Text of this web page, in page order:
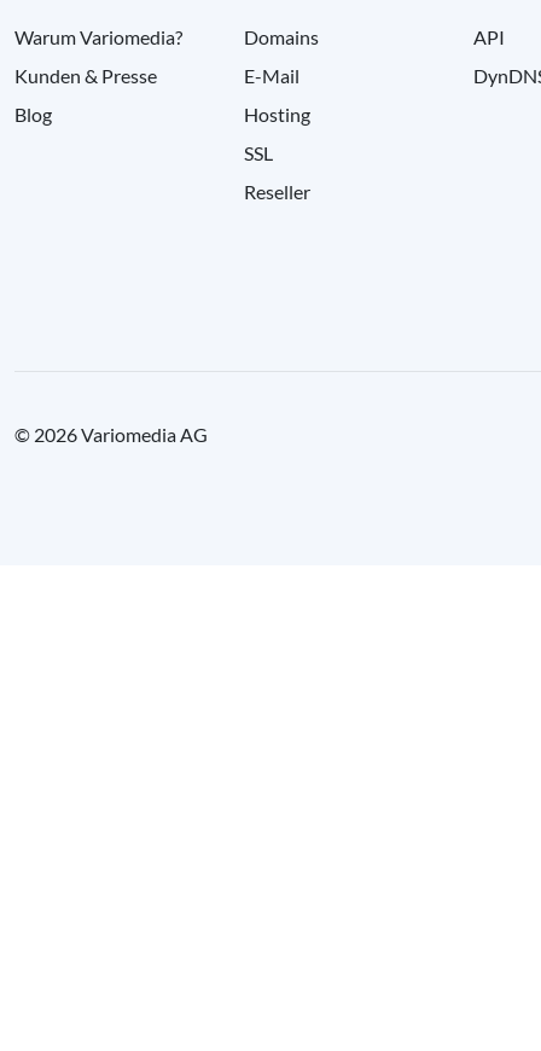
Warum Variomedia?
Kunden & Presse
Blog
Domains
E-Mail
Hosting
SSL
Reseller
API
© 2026 Variomedia AG